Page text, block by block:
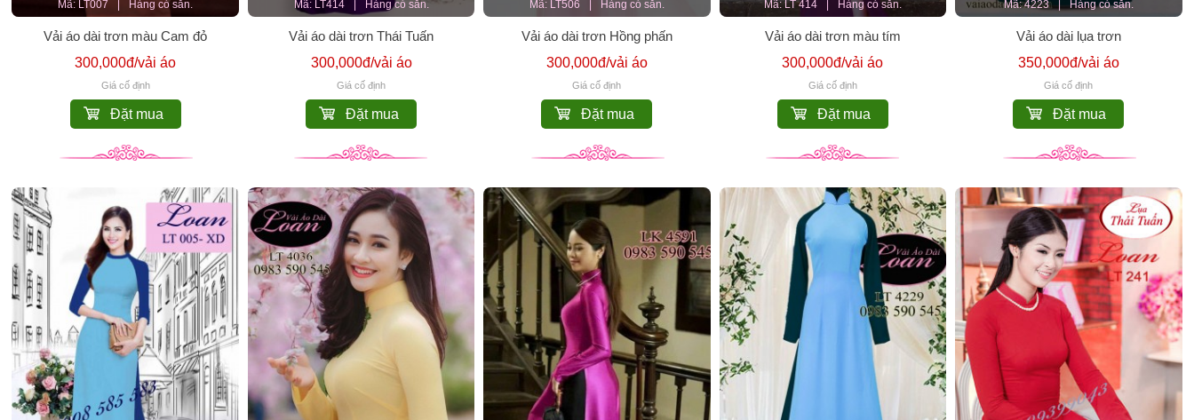
Mã: LT007 | Hàng có sẵn.
Vải áo dài trơn màu Cam đỏ
300,000đ/vải áo
Giá cố định
Đặt mua
Mã: LT414 | Hàng có sẵn.
Vải áo dài trơn Thái Tuấn
300,000đ/vải áo
Giá cố định
Đặt mua
Mã: LT506 | Hàng có sẵn.
Vải áo dài trơn Hồng phấn
300,000đ/vải áo
Giá cố định
Đặt mua
Mã: LT 414 | Hàng có sẵn.
Vải áo dài trơn màu tím
300,000đ/vải áo
Giá cố định
Đặt mua
Mã: 4223 | Hàng có sẵn.
Vải áo dài lụa trơn
350,000đ/vải áo
Giá cố định
Đặt mua